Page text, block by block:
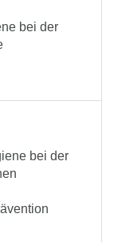
bei der
bei der